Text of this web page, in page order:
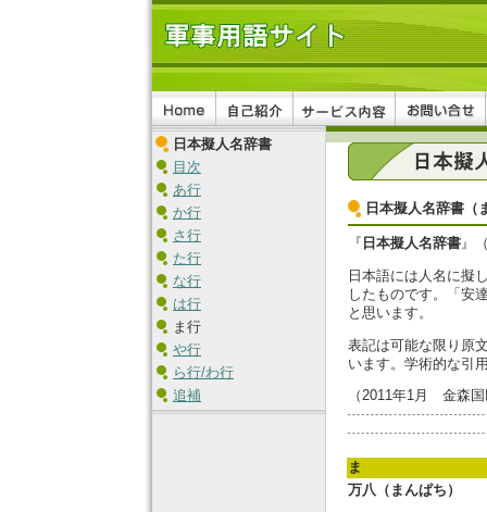
日本擬人名辞書
目次
あ行
か行
さ行
た行
な行
は行
ま行
や行
ら行/わ行
追補
日本擬人名辞書（
『 日本擬人名辞書』
日本語には人名に擬
したものです。「安
と思います。
表記は可能な限り原
います。学術的な引
（2011年1月 金森
ま
万八（まんぱち）